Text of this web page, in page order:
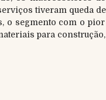
tiveram queda
o segmento com o
para